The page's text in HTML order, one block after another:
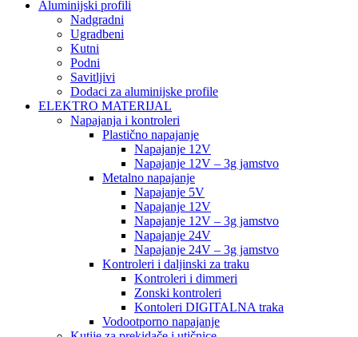
Aluminijski profili
Nadgradni
Ugradbeni
Kutni
Podni
Savitljivi
Dodaci za aluminijske profile
ELEKTRO MATERIJAL
Napajanja i kontroleri
Plastično napajanje
Napajanje 12V
Napajanje 12V – 3g jamstvo
Metalno napajanje
Napajanje 5V
Napajanje 12V
Napajanje 12V – 3g jamstvo
Napajanje 24V
Napajanje 24V – 3g jamstvo
Kontroleri i daljinski za traku
Kontroleri i dimmeri
Zonski kontroleri
Kontoleri DIGITALNA traka
Vodootporno napajanje